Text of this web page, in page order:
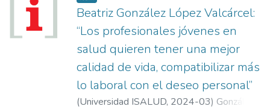
Beatriz González López Valcárcel:
“Los profesionales jóvenes en
salud quieren tener una mejor
calidad de vida, compatibilizar más
lo laboral con el deseo personal”
(Universidad ISALUD, 2024-03) González